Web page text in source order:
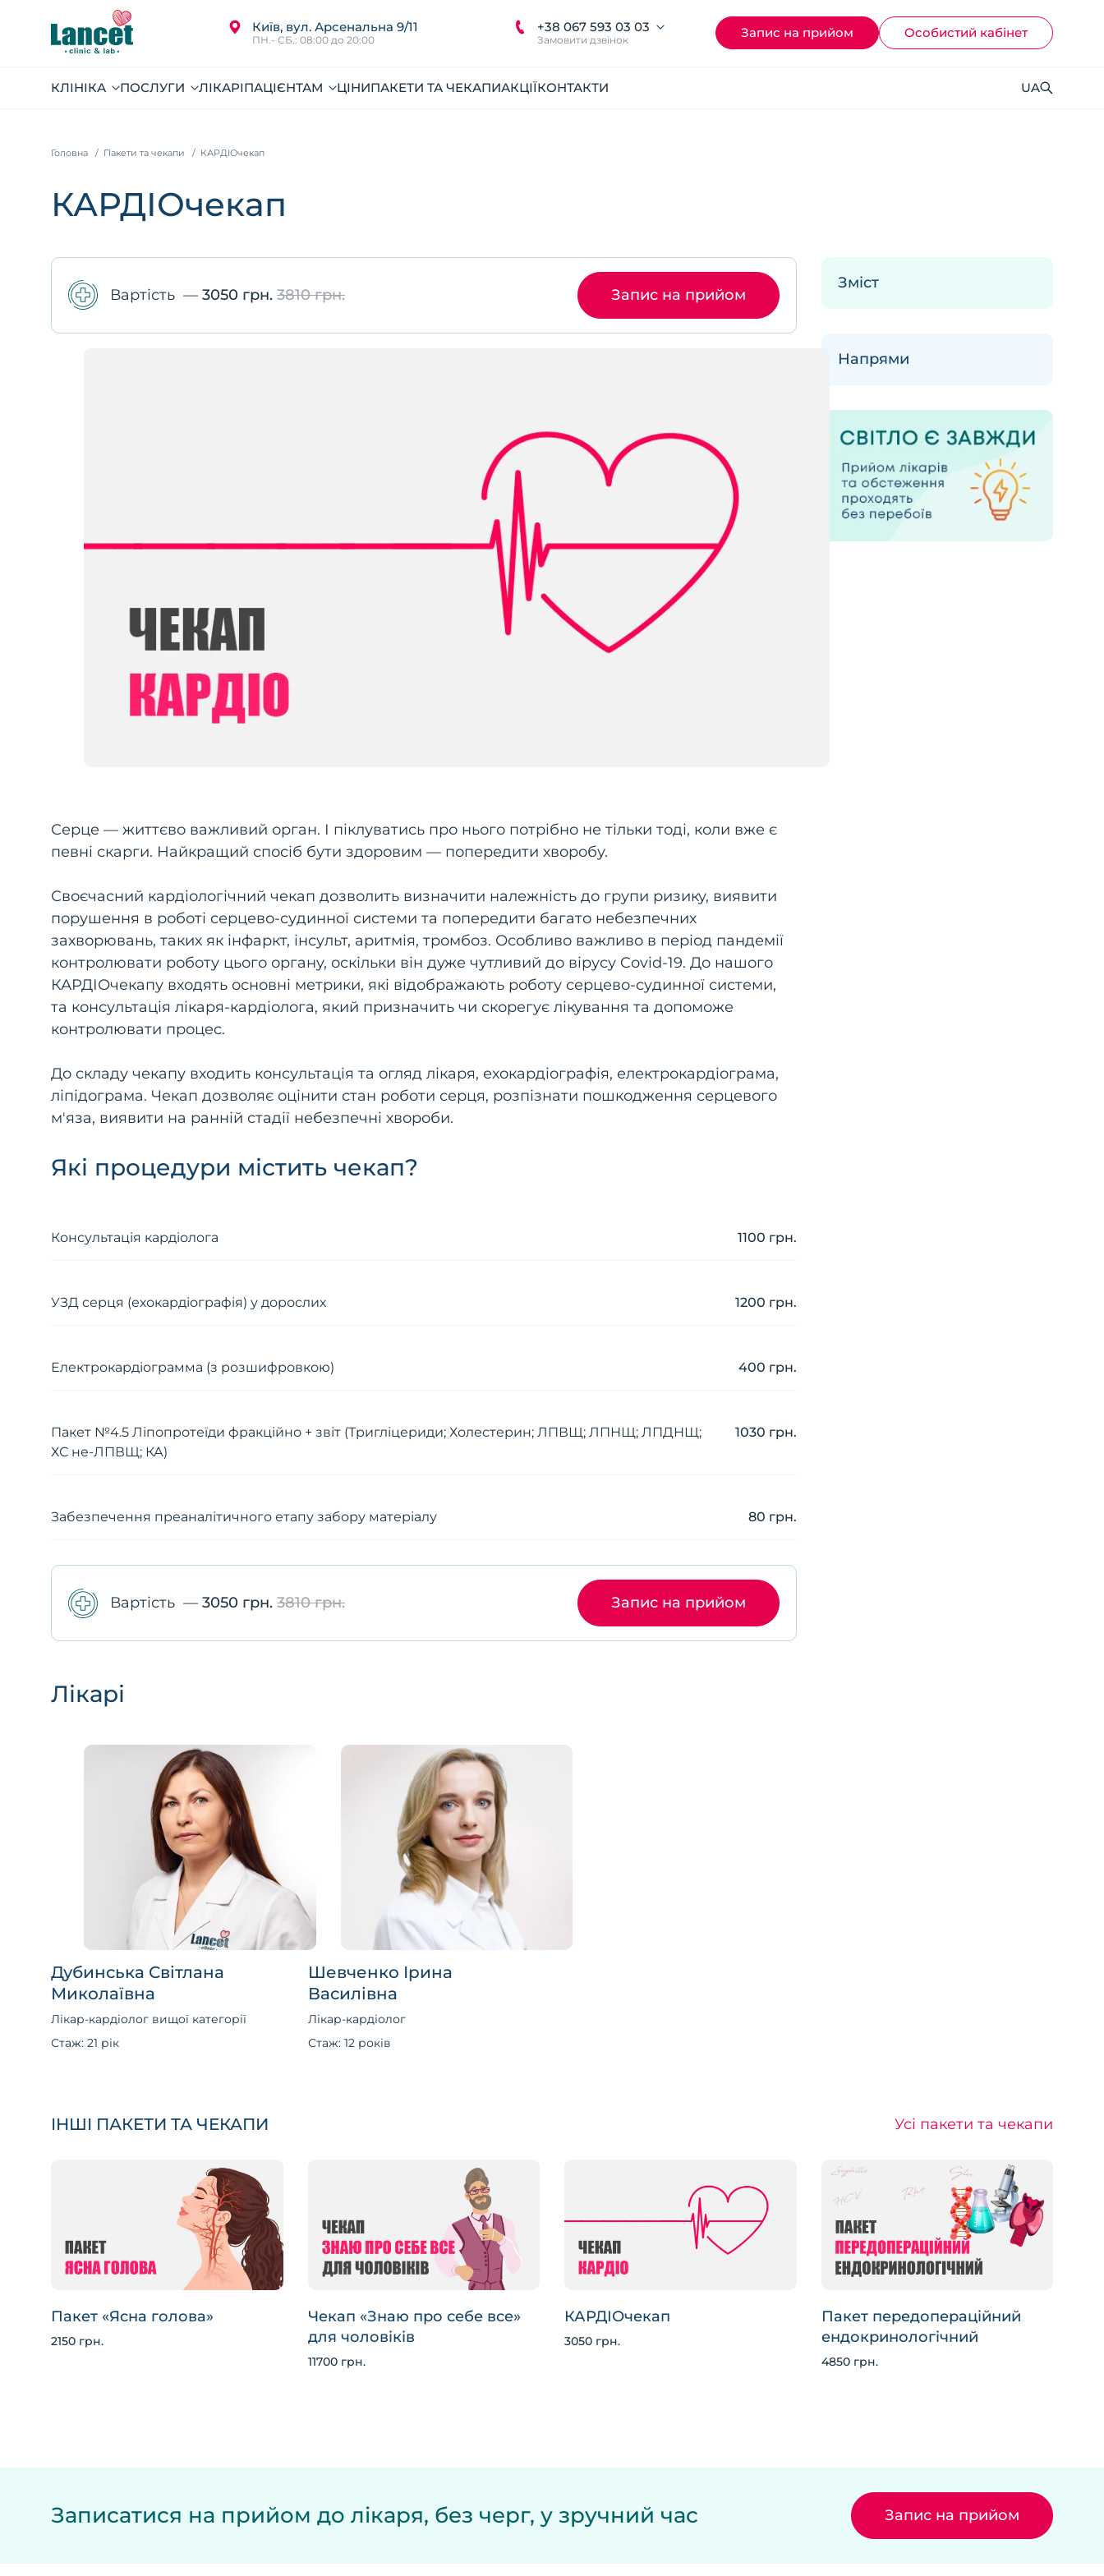
Київ, вул. Арсенальна 9/11
ПН.- СБ.: 08:00 до 20:00
+38 067 593 03 03
Замовити дзвінок Запис на прийом Ocoбистий кабінет
КЛІНІКА ПОСЛУГИ ЛІКАРІПАЦІЄНТАМ ЦІНИПАКЕТИ ТА ЧЕКАПИАКЦІЇКОНТАКТИ UA
Головна Пакети та чекапи КАРДІОчекап
КАРДІОчекап
Вартість — 3050 грн. 3810 грн. Запис на прийом
Серце — життєво важливий орган. І піклуватись про нього потрібно не тільки тоді, коли вже є
певні скарги. Найкращий спосіб бути здоровим — попередити хворобу.
Своєчасний кардіологічний чекап дозволить визначити належність до групи ризику, виявити
порушення в роботі серцево-судинної системи та попередити багато небезпечних
захворювань, таких як інфаркт, інсульт, аритмія, тромбоз. Особливо важливо в період пандемії
контролювати роботу цього органу, оскільки він дуже чутливий до вірусу Covid-19. До нашого
КАРДІОчекапу входять основні метрики, які відображають роботу серцево-судинної системи,
та консультація лікаря-кардіолога, який призначить чи скорегує лікування та допоможе
контролювати процес.
До складу чекапу входить консультація та огляд лікаря, ехокардіографія, електрокардіограма,
ліпідограма. Чекап дозволяє оцінити стан роботи серця, розпізнати пошкодження серцевого
м'яза, виявити на ранній стадії небезпечні хвороби.
Які процедури містить чекап?
Консультація кардіолога 1100 грн.
УЗД серця (ехокардіографія) у дорослих 1200 грн.
Електрокардіограмма (з розшифровкою) 400 грн.
Пакет №4.5 Ліпопротеїди фракційно + звіт (Тригліцериди; Холестерин; ЛПВЩ; ЛПНЩ; ЛПДНЩ;
ХС не-ЛПВЩ; КА)
1030 грн.
Забезпечення преаналітичного етапу забору матеріалу 80 грн.
Вартість — 3050 грн. 3810 грн. Запис на прийом
Лікарі
Дубинська Світлана
Миколаївна
Лікар-кардіолог вищої категорії
Стаж: 21 рік
Шевченко Ірина
Василівна
Лікар-кардіолог
Стаж: 12 років
Зміст
Напрями
ІНШІ ПАКЕТИ ТА ЧЕКАПИ Усі пакети та чекапи
Пакет «Ясна голова»
2150 грн.
Чекап «Знаю про себе все»
для чоловіків
11700 грн.
КАРДІОчекап
3050 грн.
Пакет передопераційний
ендокринологічний
4850 грн.
Записатися на прийом до лікаря, без черг, у зручний час Запис на прийом